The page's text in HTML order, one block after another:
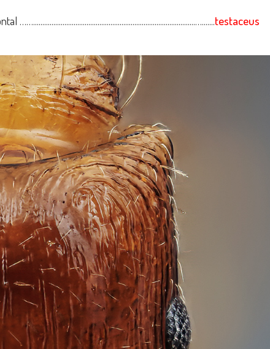
testaceus